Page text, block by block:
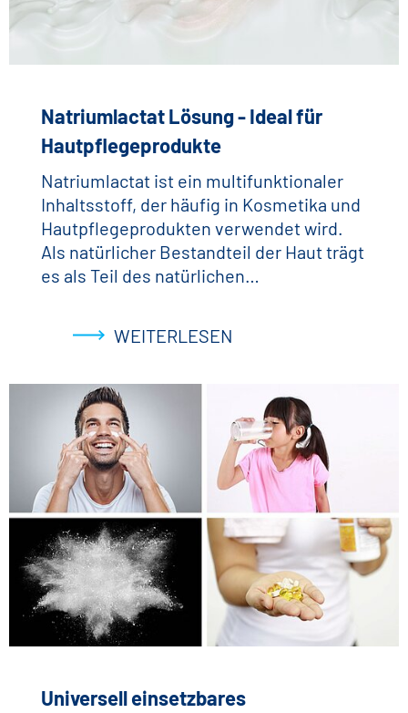
Natriumlactat Lösung - Ideal für
Hautpflegeprodukte
Natriumlactat ist ein multifunktionaler
Inhaltsstoff, der häufig in Kosmetika und
Hautpflegeprodukten verwendet wird.
Als natürlicher Bestandteil der Haut trägt
es als Teil des natürlichen…
WEITERLESEN
Universell einsetzbares